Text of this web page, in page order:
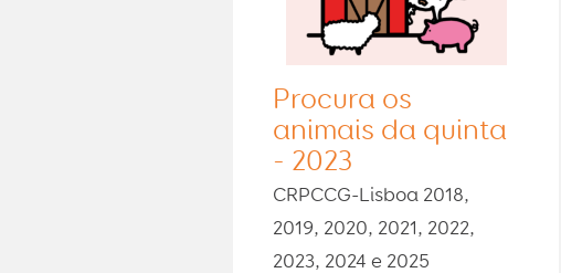
Procura os
animais da quinta
- 2023
CRPCCG-Lisboa 2018,
2019, 2020, 2021, 2022,
2023, 2024 e 2025